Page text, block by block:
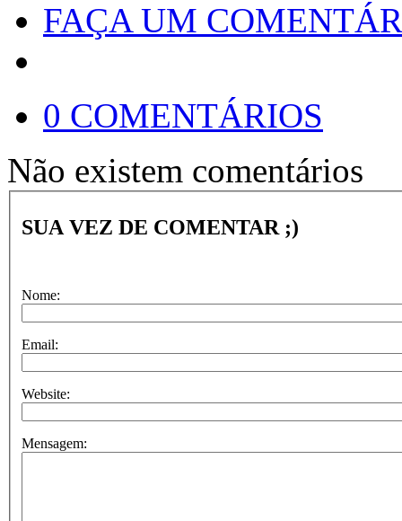
FAÇA UM
0 COMENTÁRIOS
Não existem comentários
SUA VEZ DE COMENTAR ;)
Nome:
Email:
Website:
Mensagem: